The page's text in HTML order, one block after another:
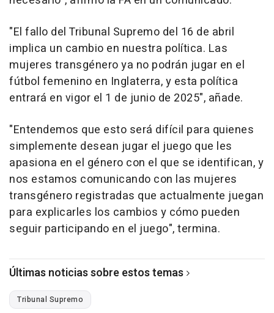
"El fallo del Tribunal Supremo del 16 de abril
implica un cambio en nuestra política. Las
mujeres transgénero ya no podrán jugar en el
fútbol femenino en Inglaterra, y esta política
entrará en vigor el 1 de junio de 2025", añade.
"Entendemos que esto será difícil para quienes
simplemente desean jugar el juego que les
apasiona en el género con el que se identifican, y
nos estamos comunicando con las mujeres
transgénero registradas que actualmente juegan
para explicarles los cambios y cómo pueden
seguir participando en el juego", termina.
Últimas noticias sobre estos temas
Tribunal Supremo